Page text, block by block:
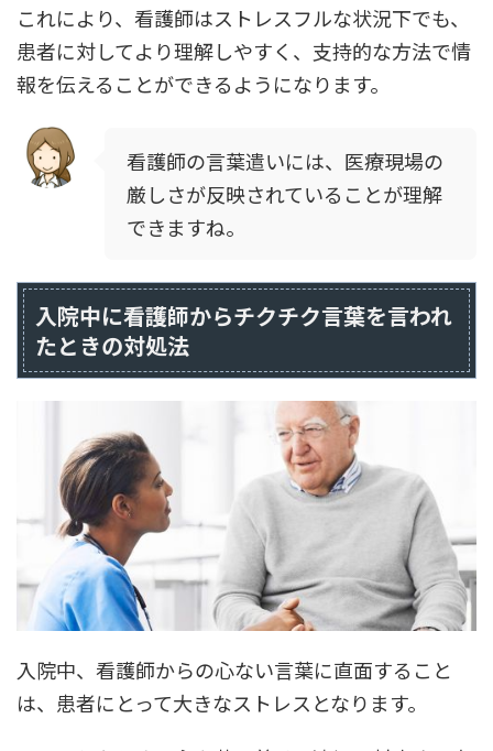
これにより、看護師はストレスフルな状況下でも、
患者に対してより理解しやすく、支持的な方法で情
報を伝えることができるようになります。
看護師の言葉遣いには、医療現場の
厳しさが反映されていることが理解
できますね。
入院中に看護師からチクチク言葉を言われ
たときの対処法
入院中、看護師からの心ない言葉に直面すること
は、患者にとって大きなストレスとなります。